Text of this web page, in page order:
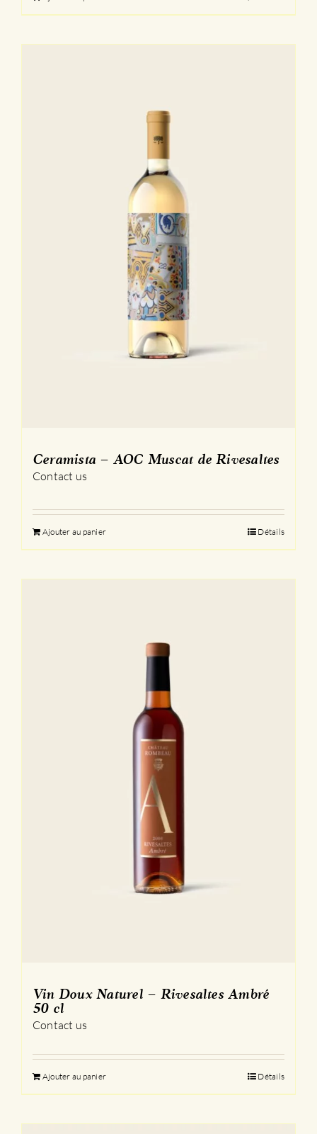
Ceramista – AOC Muscat de Rivesaltes
Contact us
Ajouter au panier Détails
Vin Doux Naturel – Rivesaltes Ambré
50 cl
Contact us
Ajouter au panier Détails